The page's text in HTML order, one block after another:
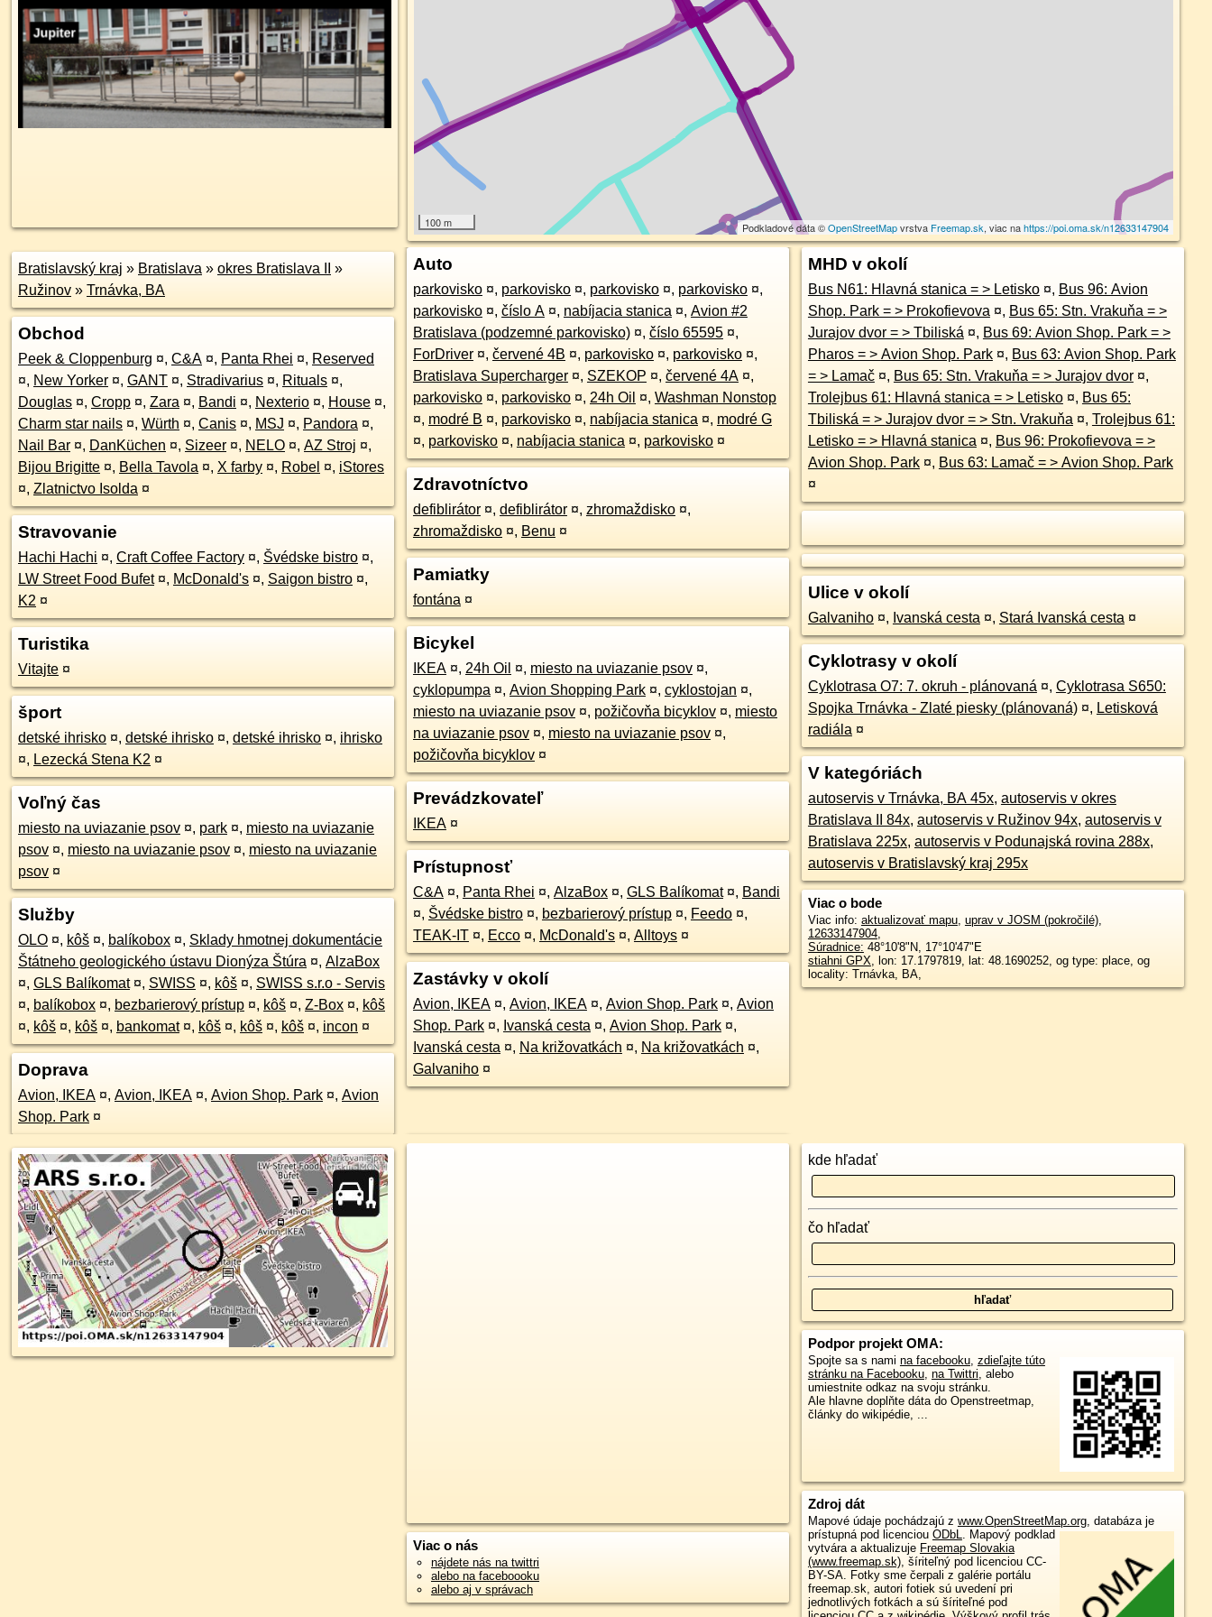
100 m Podkladové dáta ©OpenStreetMapvrstva Freemap.sk, viac nahttps://poi.oma.sk/n12633147904
Bratislavský kraj » Bratislava » okres Bratislava II
»
Ružinov » Trnávka, BA
Obchod
Peek & Cloppenburg ¤, C&A ¤, Panta Rhei ¤, Reserved
¤, New Yorker ¤, GANT ¤, Stradivarius ¤, Rituals ¤,
Douglas ¤, Cropp ¤, Zara ¤, Bandi ¤, Nexterio ¤, House ¤,
Charm star nails ¤, Würth ¤, Canis ¤, MSJ ¤, Pandora ¤,
Nail Bar ¤, DanKüchen ¤, Sizeer ¤, NELO ¤, AZ Stroj ¤,
Bijou Brigitte ¤, Bella Tavola ¤, X farby ¤, Robel ¤, iStores
¤, Zlatnictvo Isolda ¤
Stravovanie
Hachi Hachi ¤, Craft Coffee Factory ¤, Švédske bistro ¤,
LW Street Food Bufet ¤, McDonald's ¤, Saigon bistro ¤,
K2 ¤
Turistika
Vitajte ¤
šport
detské ihrisko ¤, detské ihrisko ¤, detské ihrisko ¤, ihrisko
¤, Lezecká Stena K2 ¤
Voľný čas
miesto na uviazanie psov ¤, park ¤, miesto na uviazanie
psov ¤, miesto na uviazanie psov ¤, miesto na uviazanie
psov ¤
Služby
OLO ¤, kôš ¤, balíkobox ¤, Sklady hmotnej dokumentácie
Štátneho geologického ústavu Dionýza Štúra ¤, AlzaBox
¤, GLS Balíkomat ¤, SWISS ¤, kôš ¤, SWISS s.r.o - Servis
¤, balíkobox ¤, bezbarierový prístup ¤, kôš ¤, Z-Box ¤, kôš
¤, kôš ¤, kôš ¤, bankomat ¤, kôš ¤, kôš ¤, kôš ¤, incon ¤
Doprava
Avion, IKEA ¤, Avion, IKEA ¤, Avion Shop. Park ¤, Avion
Shop. Park ¤
Auto
parkovisko ¤, parkovisko ¤, parkovisko ¤, parkovisko ¤,
parkovisko ¤, číslo A ¤, nabíjacia stanica ¤, Avion #2
Bratislava (podzemné parkovisko) ¤, číslo 65595 ¤,
ForDriver ¤, červené 4B ¤, parkovisko ¤, parkovisko ¤,
Bratislava Supercharger ¤, SZEKOP ¤, červené 4A ¤,
parkovisko ¤, parkovisko ¤, 24h Oil ¤, Washman Nonstop
¤, modré B ¤, parkovisko ¤, nabíjacia stanica ¤, modré G
¤, parkovisko ¤, nabíjacia stanica ¤, parkovisko ¤
Zdravotníctvo
defiblirátor ¤, defiblirátor ¤, zhromaždisko ¤,
zhromaždisko ¤, Benu ¤
Pamiatky
fontána ¤
Bicykel
IKEA ¤, 24h Oil ¤, miesto na uviazanie psov ¤,
cyklopumpa ¤, Avion Shopping Park ¤, cyklostojan ¤,
miesto na uviazanie psov ¤, požičovňa bicyklov ¤, miesto
na uviazanie psov ¤, miesto na uviazanie psov ¤,
požičovňa bicyklov ¤
Prevádzkovateľ
IKEA ¤
Prístupnosť
C&A ¤, Panta Rhei ¤, AlzaBox ¤, GLS Balíkomat ¤, Bandi
¤, Švédske bistro ¤, bezbarierový prístup ¤, Feedo ¤,
TEAK-IT ¤, Ecco ¤, McDonald's ¤, Alltoys ¤
Zastávky v okolí
Avion, IKEA ¤, Avion, IKEA ¤, Avion Shop. Park ¤, Avion
Shop. Park ¤, Ivanská cesta ¤, Avion Shop. Park ¤,
Ivanská cesta ¤, Na križovatkách ¤, Na križovatkách ¤,
Galvaniho ¤
MHD v okolí
Bus N61: Hlavná stanica = > Letisko ¤, Bus 96: Avion
Shop. Park = > Prokofievova ¤, Bus 65: Stn. Vrakuňa = >
Jurajov dvor = > Tbiliská ¤, Bus 69: Avion Shop. Park = >
Pharos = > Avion Shop. Park ¤, Bus 63: Avion Shop. Park
= > Lamač ¤, Bus 65: Stn. Vrakuňa = > Jurajov dvor ¤,
Trolejbus 61: Hlavná stanica = > Letisko ¤, Bus 65:
Tbiliská = > Jurajov dvor = > Stn. Vrakuňa ¤, Trolejbus 61:
Letisko = > Hlavná stanica ¤, Bus 96: Prokofievova = >
Avion Shop. Park ¤,
Bus 63: Lamač = > Avion Shop. Park
¤
Ulice v okolí
Galvaniho ¤, Ivanská cesta ¤, Stará Ivanská cesta ¤
Cyklotrasy v okolí
Cyklotrasa O7: 7. okruh - plánovaná ¤, Cyklotrasa S650:
Spojka Trnávka - Zlaté piesky (plánovaná) ¤, Letisková
radiála ¤
V kategóriách
autoservis v Trnávka, BA 45x, autoservis v okres
Bratislava II 84x, autoservis v Ružinov 94x, autoservis v
Bratislava 225x, autoservis v Podunajská rovina 288x,
autoservis v Bratislavský kraj 295x
Viac o bode
Viac info: aktualizovať mapu, uprav v JOSM (pokročilé),
12633147904,
Súradnice: 48°10'8"N, 17°10'47"E
stiahni GPX, lon: 17.1797819, lat: 48.1690252, og type: place, og
locality: Trnávka, BA,
Viac o nás
nájdete nás na twittri
alebo na faceboooku
alebo aj v správach
kde hľadať
čo hľadať
Podpor projekt OMA:
Spojte sa s nami na facebooku, zdieľajte túto
stránku na Facebooku, na Twittri, alebo
umiestnite odkaz na svoju stránku.
Ale hlavne doplňte dáta do Openstreetmap,
články do wikipédie, ...
Zdroj dát
Mapové údaje pochádzajú z www.OpenStreetMap.org, databáza je
prístupná pod licenciou ODbL. Mapový podklad
vytvára a aktualizuje Freemap Slovakia
(www.freemap.sk), šíriteľný pod licenciou CC-
BY-SA. Fotky sme čerpali z galérie portálu
freemap.sk, autori fotiek sú uvedení pri
jednotlivých fotkách a sú šíriteľné pod